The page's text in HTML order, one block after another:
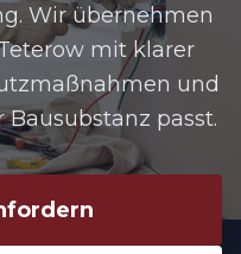
Wir übernehmen
mit klarer
und
passt.